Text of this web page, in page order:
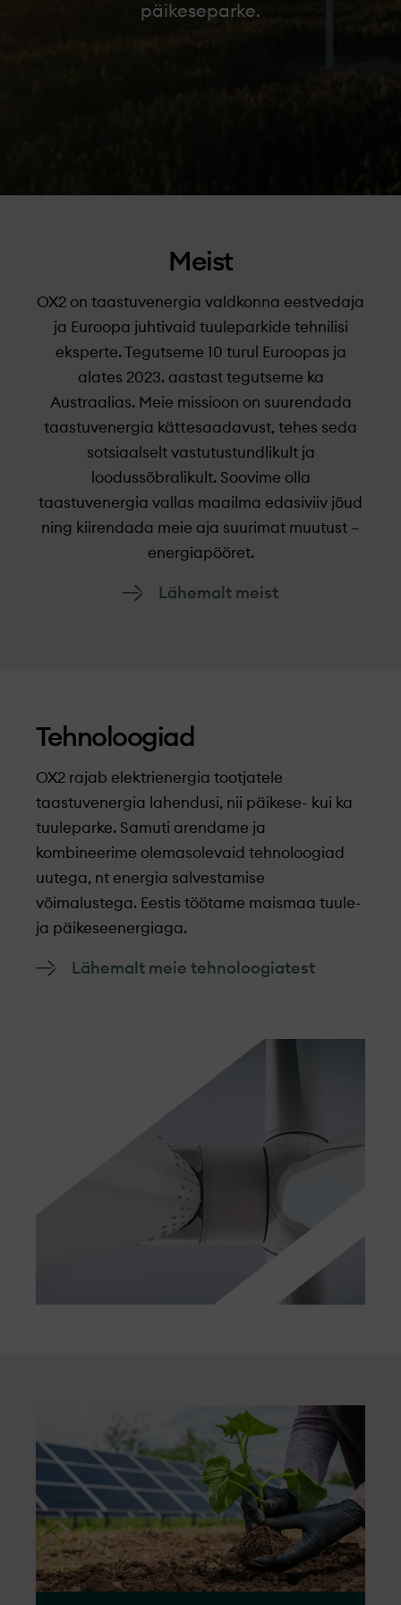
päikeseparke.
Meist
OX2 on taastuvenergia valdkonna eestvedaja
ja Euroopa juhtivaid tuuleparkide tehnilisi
eksperte. Tegutseme 10 turul Euroopas ja
alates 2023. aastast tegutseme ka
Austraalias. Meie missioon on suurendada
taastuvenergia kättesaadavust, tehes seda
sotsiaalselt vastutustundlikult ja
loodussõbralikult. Soovime olla
taastuvenergia vallas maailma edasiviiv jõud
ning kiirendada meie aja suurimat muutust –
energiapööret.
Lähemalt meist
Tehnoloogiad
OX2 rajab elektrienergia tootjatele
taastuvenergia lahendusi, nii päikese- kui ka
tuuleparke. Samuti arendame ja
kombineerime olemasolevaid tehnoloogiad
uutega, nt energia salvestamise
võimalustega. Eestis töötame maismaa tuule-
ja päikeseenergiaga.
Lähemalt meie tehnoloogiatest